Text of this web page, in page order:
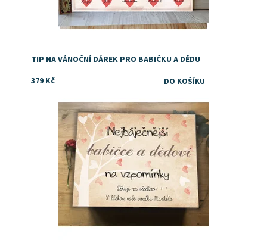
TIP NA VÁNOČNÍ DÁREK PRO BABIČKU A DĚDU
379 Kč
Značka:
DejDar